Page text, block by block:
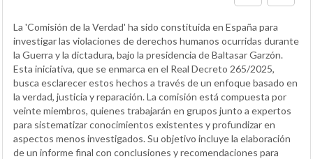
La 'Comisión de la Verdad' ha sido constituida en España para
investigar las violaciones de derechos humanos ocurridas durante
la Guerra y la dictadura, bajo la presidencia de Baltasar Garzón.
Esta iniciativa, que se enmarca en el Real Decreto 265/2025,
busca esclarecer estos hechos a través de un enfoque basado en
la verdad, justicia y reparación. La comisión está compuesta por
veinte miembros, quienes trabajarán en grupos junto a expertos
para sistematizar conocimientos existentes y profundizar en
aspectos menos investigados. Su objetivo incluye la elaboración
de un informe final con conclusiones y recomendaciones para